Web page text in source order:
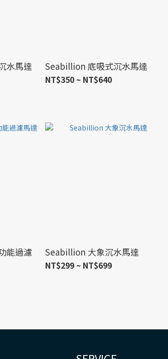
水馬達 Seabillion 底吸式沉水馬達
NT$350 ~ NT$640
能過濾
Seabillion 大象沉水馬達
NT$299 ~ NT$699